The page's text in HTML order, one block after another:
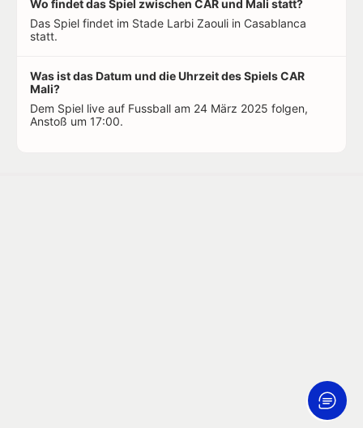
Wo findet das Spiel zwischen CAR und Mali statt?
Das Spiel findet im Stade Larbi Zaouli in Casablanca
statt.
Was ist das Datum und die Uhrzeit des Spiels CAR
Mali?
Dem Spiel live auf Fussball am 24 März 2025 folgen,
Anstoß um 17:00.